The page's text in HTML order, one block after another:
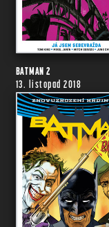
BATMAN 2
13. listopad 2018